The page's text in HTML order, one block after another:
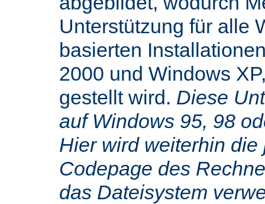
Unterstützung für alle
basierten
2000 und Windows
gestellt wird. Diese
auf Windows 95, 98
Hier wird weiterhin
Codepage des
das Dateisystem